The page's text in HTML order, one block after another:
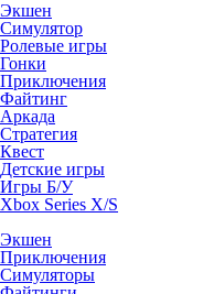
Экшен
Симулятор
Ролевые игры
Гонки
Приключения
Файтинг
Аркада
Стратегия
Квест
Детские игры
Игры Б/У
Xbox Series X/S
Экшен
Приключения
Симуляторы